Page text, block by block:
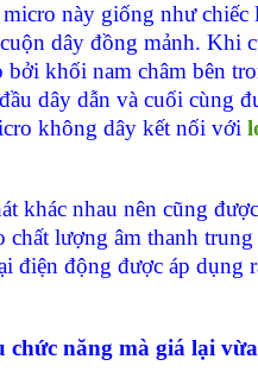
này giống như chiếc
dây đồng mảnh. Khi
khối nam châm bên
dây dẫn và cuối cùng
không dây kết nối với
khác nhau nên cũng
lượng âm thanh trung
điện động được áp dụng
chức năng mà giá lại